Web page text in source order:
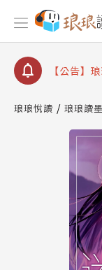
【公告】
【公告】
【公告】
請圖文教學
查詢
【公告】
琅琅悅讀 琅琅讀墨